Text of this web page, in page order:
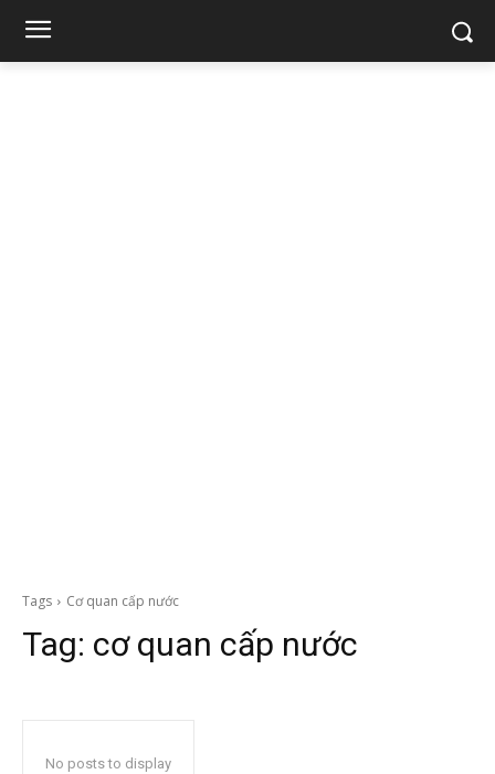
Tags Cơ quan cấp nước
Tag: cơ quan cấp nước
No posts to display